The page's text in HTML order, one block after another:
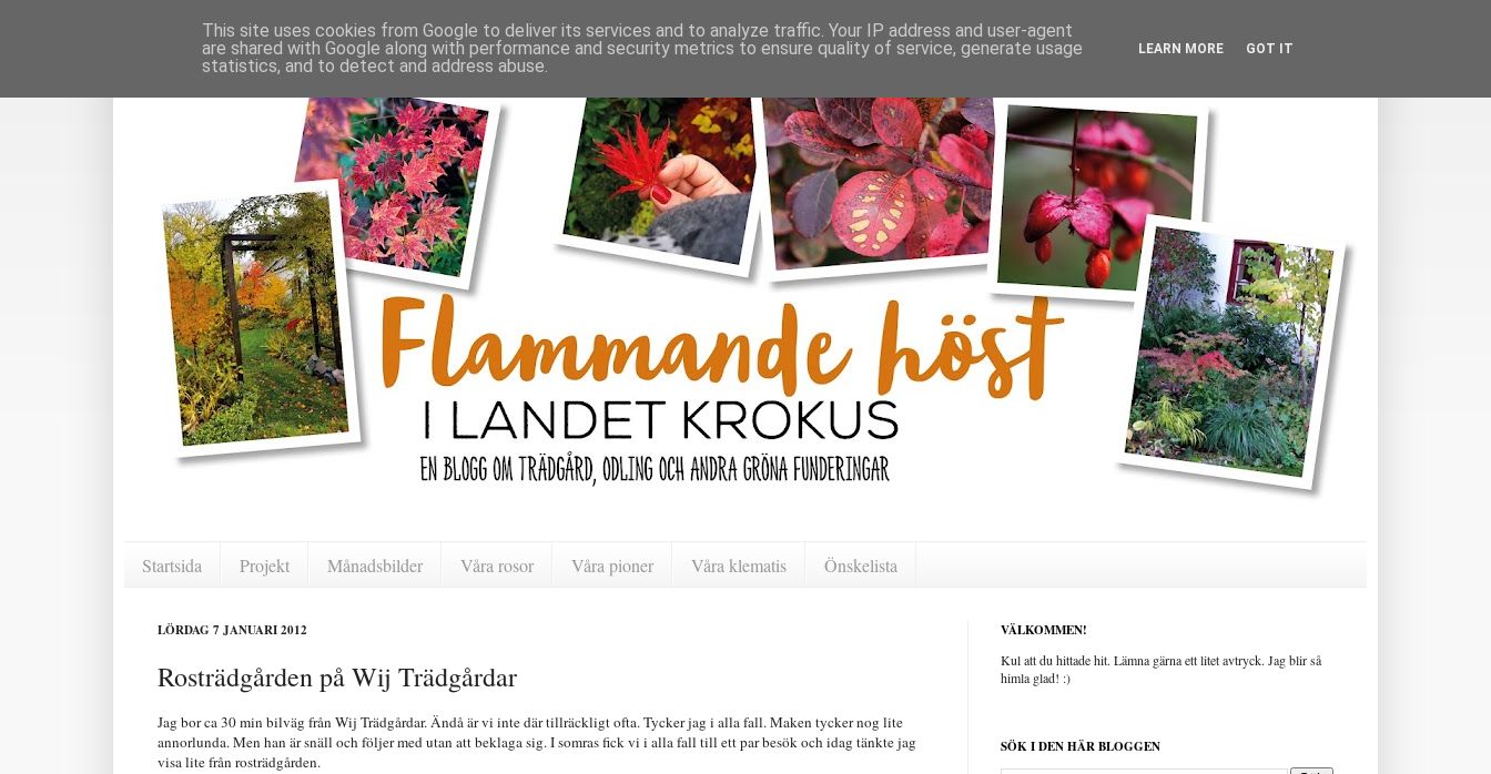
Startsida Projekt Månadsbilder Våra rosor Våra pioner Våra klematis Önskelista
LÖRDAG 7 JANUARI 2012
Rosträdgården på Wij Trädgårdar
Jag bor ca 30 min bilväg från Wij Trädgårdar. Ändå är vi inte där tillräckligt ofta. Tycker jag i alla fall. Maken tycker nog lite
annorlunda. Men han är snäll och följer med utan att beklaga sig. I somras fick vi i alla fall till ett par besök och idag tänkte jag
visa lite från rosträdgården.
VÄLKOMMEN!
Kul att du hittade hit. Lämna gärna ett litet avtryck. Jag blir så
himla glad! :)
SÖK I DEN HÄR BLOGGEN
This site uses cookies from Google to deliver its services and to analyze traffic. Your IP address and user-agent
are shared with Google along with performance and security metrics to ensure quality of service, generate usage
statistics, and to detect and address abuse.
LEARN MORE GOT IT